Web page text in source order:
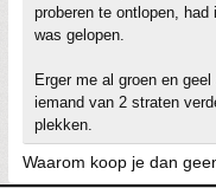
proberen te ontlopen,
was gelopen.
Erger me al groen en
iemand van 2 straten
plekken.
Waarom koop je dan